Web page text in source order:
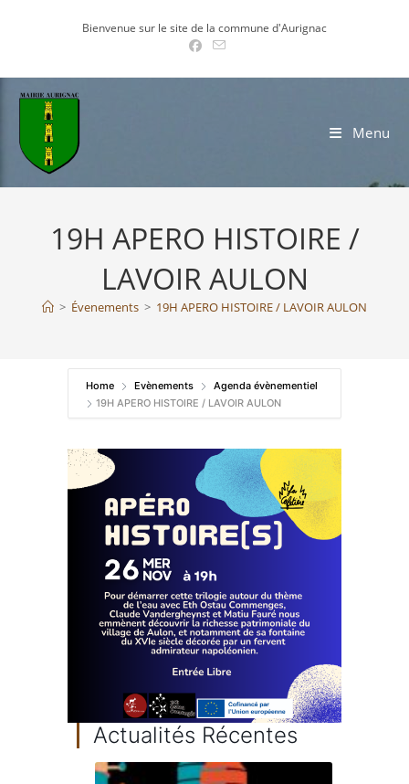
Bienvenue sur le site de la commune d'Aurignac
Menu
19H APERO HISTOIRE /
LAVOIR AULON
> Évenements > 19H APERO HISTOIRE / LAVOIR AULON
Home Evènements
Agenda évènementiel
19H APERO HISTOIRE / LAVOIR AULON
Actualités Récentes